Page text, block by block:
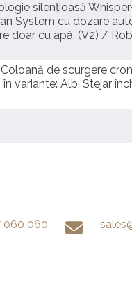
silențioasă
System cu dozare
doar cu apă, (V2) /
de scurgere
variante: Alb, Stejar
060 060